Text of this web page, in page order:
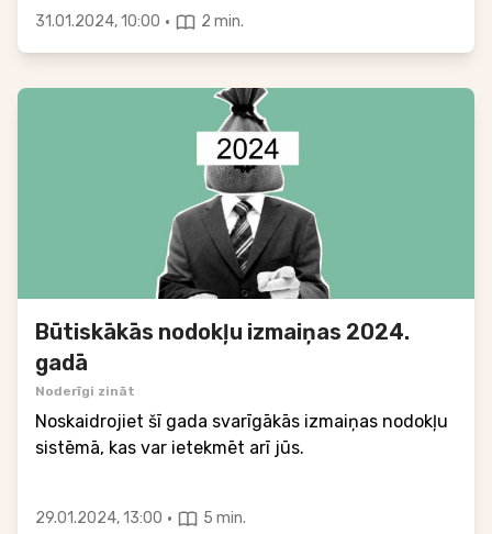
31.01.2024, 10:00 · 2 min.
Būtiskākās nodokļu izmaiņas 2024.
gadā
Noderīgi zināt
Noskaidrojiet šī gada svarīgākās izmaiņas nodokļu
sistēmā, kas var ietekmēt arī jūs.
29.01.2024, 13:00 · 5 min.